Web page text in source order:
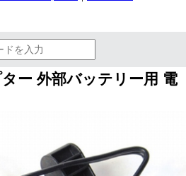
ー 外部バッテリー用 電